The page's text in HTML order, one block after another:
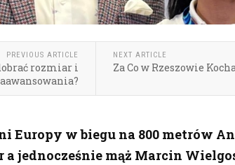
PREVIOUS ARTICLE
rozmiar i
NEXT ARTICLE
Za Co w Rzeszowie
Europy w biegu na 800 metrów
a jednocześnie mąż Marcin